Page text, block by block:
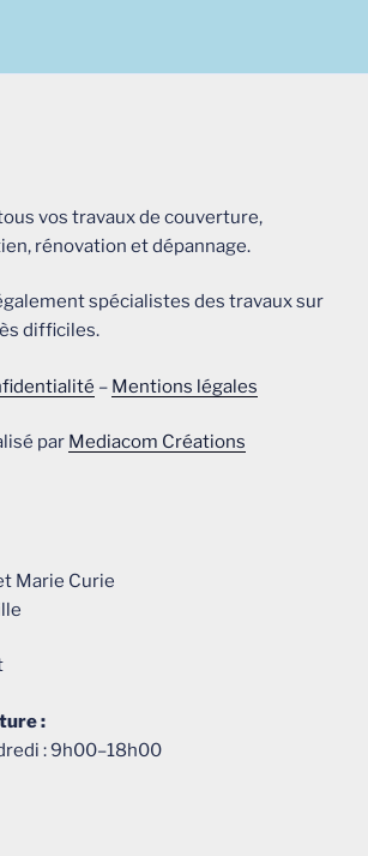
vos travaux de couverture,
rénovation et dépannage.
spécialistes des travaux sur
difficiles.
– Mentions légales
par Mediacom Créations
Marie Curie
:
: 9h00–18h00